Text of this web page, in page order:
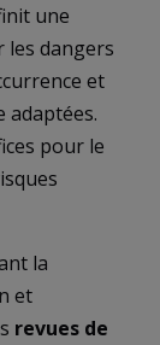
une
dangers
et
adaptées.
pour le
la
et
revues de